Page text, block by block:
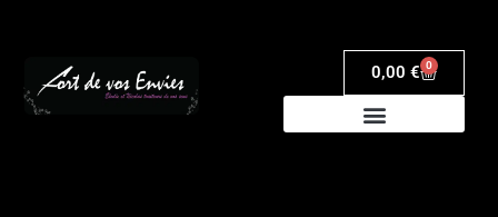
0,00 € 0